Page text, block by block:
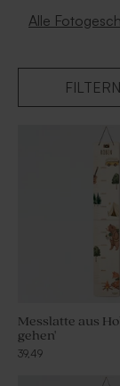
Alle
FILTERN
Messlatte aus
gehen'
39,49